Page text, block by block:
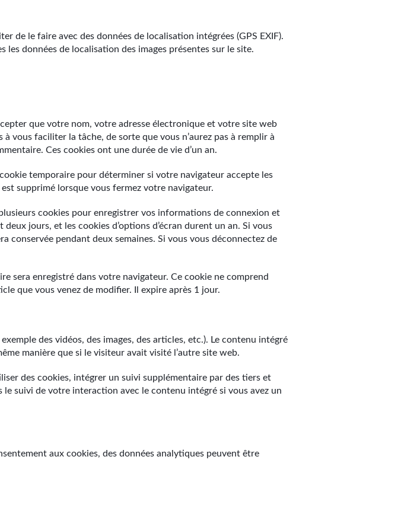
de le faire avec des données de localisation intégrées (GPS EXIF).
données de localisation des images présentes sur le site.
que votre nom, votre adresse électronique et votre site web
vous faciliter la tâche, de sorte que vous n’aurez pas à remplir à
Ces cookies ont une durée de vie d’un an.
temporaire pour déterminer si votre navigateur accepte les
supprimé lorsque vous fermez votre navigateur.
cookies pour enregistrer vos informations de connexion et
jours, et les cookies d’options d’écran durent un an. Si vous
conservée pendant deux semaines. Si vous vous déconnectez de
sera enregistré dans votre navigateur. Ce cookie ne comprend
que vous venez de modifier. Il expire après 1 jour.
des vidéos, des images, des articles, etc.). Le contenu intégré
manière que si le visiteur avait visité l’autre site web.
des cookies, intégrer un suivi supplémentaire par des tiers et
suivi de votre interaction avec le contenu intégré si vous avez un
aux cookies, des données analytiques peuvent être